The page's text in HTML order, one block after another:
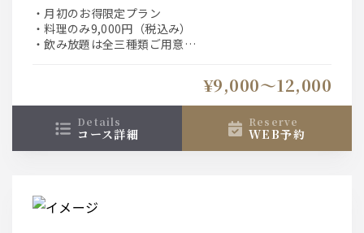
・月初のお得限定プラン
・料理のみ9,000円（税込み）
・飲み放題は全三種類ご用意
¥9,000〜12,000
details
コース詳細
reserve
WEB予約